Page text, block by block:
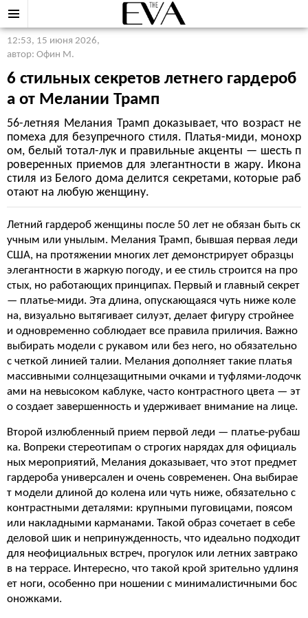
12:53, 15 июня 2026,
автор: Офин М.
6 стильных секретов летнего гардероб
а от Мелании Трамп
56-летняя Мелания Трамп доказывает, что возраст не
помеха для безупречного стиля. Платья-миди, монохр
ом, белый тотал-лук и правильные акценты — шесть п
роверенных приемов для элегантности в жару. Икона
стиля из Белого дома делится секретами, которые раб
отают на любую женщину.
Летний гардероб женщины после 50 лет не обязан быть ск
учным или унылым. Мелания Трамп, бывшая первая леди
США, на протяжении многих лет демонстрирует образцы
элегантности в жаркую погоду, и ее стиль строится на про
стых, но работающих принципах. Первый и главный секрет
— платье-миди. Эта длина, опускающаяся чуть ниже коле
на, визуально вытягивает силуэт, делает фигуру стройнее
и одновременно соблюдает все правила приличия. Важно
выбирать модели с рукавом или без него, но обязательно
с четкой линией талии. Мелания дополняет такие платья
массивными солнцезащитными очками и туфлями-лодочк
ами на невысоком каблуке, часто контрастного цвета — эт
о создает завершенность и удерживает внимание на лице.
Второй излюбленный прием первой леди — платье-рубаш
ка. Вопреки стереотипам о строгих нарядах для официаль
ных мероприятий, Мелания доказывает, что этот предмет
гардероба универсален и очень современен. Она выбирае
т модели длиной до колена или чуть ниже, обязательно с
контрастными деталями: крупными пуговицами, поясом
или накладными карманами. Такой образ сочетает в себе
деловой шик и непринужденность, что идеально подходит
для неофициальных встреч, прогулок или летних завтрако
в на террасе. Интересно, что такой крой зрительно удлиня
ет ноги, особенно при ношении с минималистичными бос
оножками.